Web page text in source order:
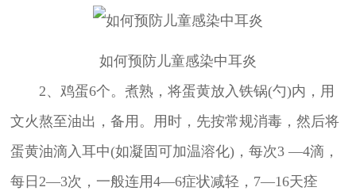
如何预防儿童感染中耳炎
2、鸡蛋6个。煮熟，将蛋黄放入铁锅(勺)内，用
文火熬至油出，备用。用时，先按常规消毒，然后将
蛋黄油滴入耳中(如凝固可加温溶化)，每次3 —4滴，
每日2—3次，一般连用4—6症状减轻，7—16天痊